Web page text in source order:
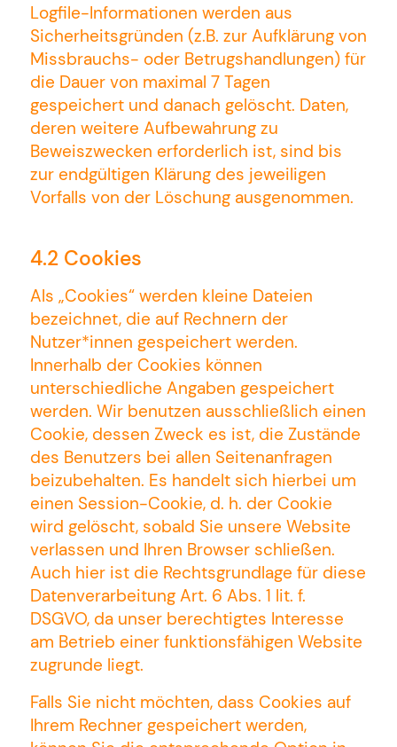
Logfile-Informationen werden aus
Sicherheitsgründen (z.B. zur Aufklärung von
Missbrauchs- oder Betrugshandlungen) für
die Dauer von maximal 7 Tagen
gespeichert und danach gelöscht. Daten,
deren weitere Aufbewahrung zu
Beweiszwecken erforderlich ist, sind bis
zur endgültigen Klärung des jeweiligen
Vorfalls von der Löschung ausgenommen.
4.2 Cookies
Als „Cookies“ werden kleine Dateien
bezeichnet, die auf Rechnern der
Nutzer*innen gespeichert werden.
Innerhalb der Cookies können
unterschiedliche Angaben gespeichert
werden. Wir benutzen ausschließlich einen
Cookie, dessen Zweck es ist, die Zustände
des Benutzers bei allen Seitenanfragen
beizubehalten. Es handelt sich hierbei um
einen Session-Cookie, d. h. der Cookie
wird gelöscht, sobald Sie unsere Website
verlassen und Ihren Browser schließen.
Auch hier ist die Rechtsgrundlage für diese
Datenverarbeitung Art. 6 Abs. 1 lit. f.
DSGVO, da unser berechtigtes Interesse
am Betrieb einer funktionsfähigen Website
zugrunde liegt.
Falls Sie nicht möchten, dass Cookies auf
Ihrem Rechner gespeichert werden,